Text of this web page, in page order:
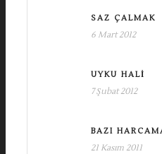
SAZ ÇALMAK
6 Mart 2012
UYKU HALI
7 Şubat 2012
BAZI
21 Kasım 2011